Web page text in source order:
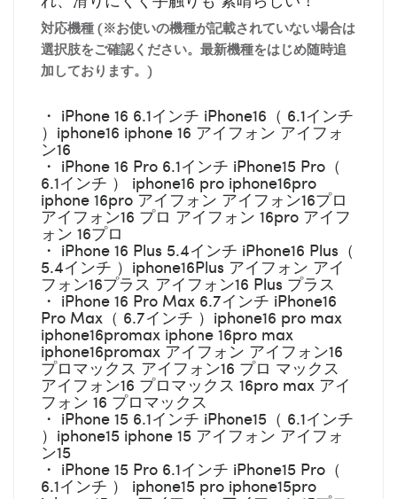
対応機種 (※お使いの機種が記載されていない場合は
選択肢をご確認ください。最新機種をはじめ随時追
加しております。)
・ iPhone 16 6.1インチ iPhone16（ 6.1インチ
）iphone16 iphone 16 アイフォン アイフォ
ン16
・ iPhone 16 Pro 6.1インチ iPhone15 Pro（
6.1インチ ） iphone16 pro iphone16pro
iphone 16pro アイフォン アイフォン16プロ
アイフォン16 プロ アイフォン 16pro アイフ
ォン 16プロ
・ iPhone 16 Plus 5.4インチ iPhone16 Plus（
5.4インチ ）iphone16Plus アイフォン アイ
フォン16プラス アイフォン16 Plus プラス
・ iPhone 16 Pro Max 6.7インチ iPhone16
Pro Max（ 6.7インチ ）iphone16 pro max
iphone16promax iphone 16pro max
iphone16promax アイフォン アイフォン16
プロマックス アイフォン16 プロ マックス
アイフォン16 プロマックス 16pro max アイ
フォン 16 プロマックス
・ iPhone 15 6.1インチ iPhone15（ 6.1インチ
）iphone15 iphone 15 アイフォン アイフォ
ン15
・ iPhone 15 Pro 6.1インチ iPhone15 Pro（
6.1インチ ） iphone15 pro iphone15pro